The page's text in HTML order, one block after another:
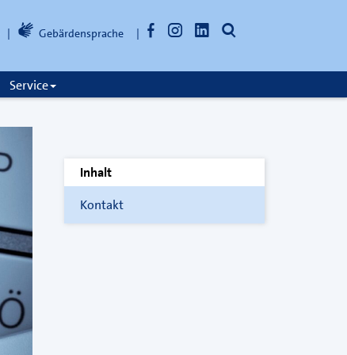
Gebärdensprache FacebookInstagramLinkedInSuche
Service
Inhalt
Kontakt